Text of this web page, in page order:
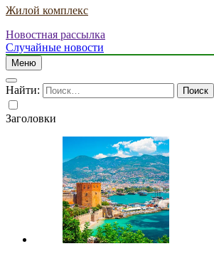
Жилой комплекс
Новостная рассылка
Случайные новости
Меню
Найти:
Заголовки